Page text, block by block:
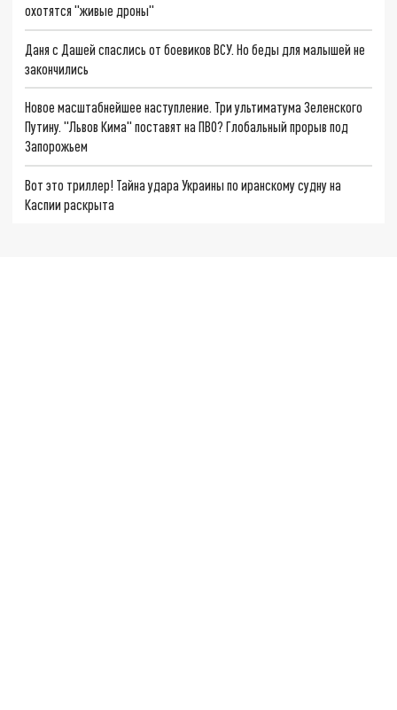
охотятся "живые дроны"
Даня с Дашей спаслись от боевиков ВСУ. Но беды для малышей не
закончились
Новое масштабнейшее наступление. Три ультиматума Зеленского
Путину. "Львов Кима" поставят на ПВО? Глобальный прорыв под
Запорожьем
Вот это триллер! Тайна удара Украины по иранскому судну на
Каспии раскрыта